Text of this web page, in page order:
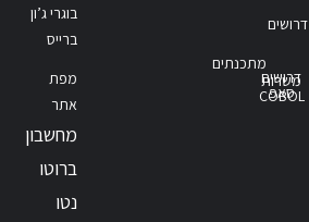
דרושים
מתכנתים
דרושים
סאפ
משרות
COBOL
בוגרי ג’ון
ברייס
מפת
אתר
מחשבון
ברוטו
נטו